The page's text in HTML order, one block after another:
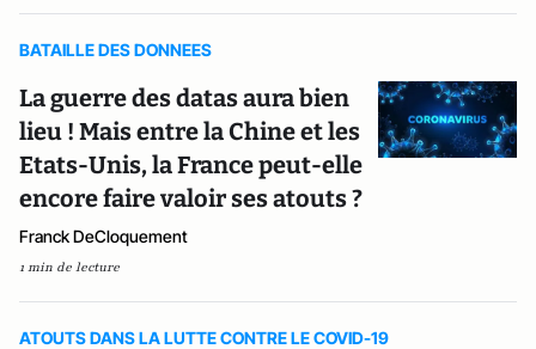
BATAILLE DES DONNEES
La guerre des datas aura bien
lieu ! Mais entre la Chine et les
Etats-Unis, la France peut-elle
encore faire valoir ses atouts ?
Franck DeCloquement
1 min de lecture
ATOUTS DANS LA LUTTE CONTRE LE COVID-19